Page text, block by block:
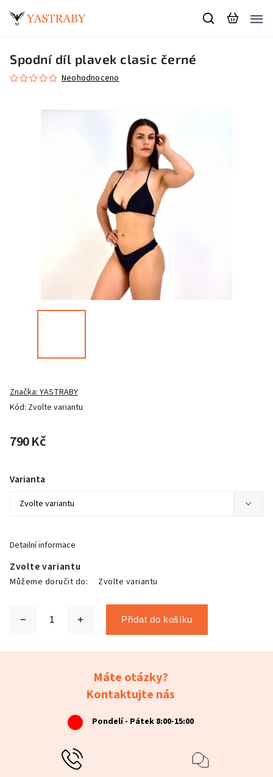
Spodní díl plavek clasic černé
Neohodnoceno
Kód: Zvolte variantu
Značka:YASTRABY
790 Kč
Zvolte variantu
Můžeme doručit do: Zvolte variantu
Varianta
Přidat do košíku
Detailní informace
Máte otázky?
Kontaktujte nás
Pondelí - Pátek 8:00-15:00